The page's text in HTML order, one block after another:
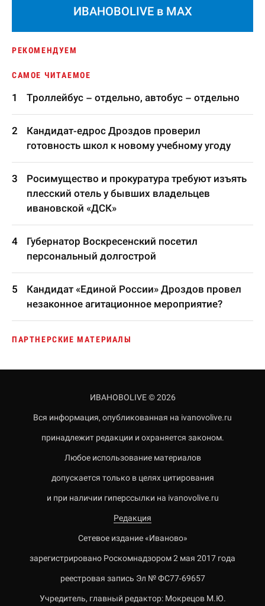
ИВАНОВОLIVE в MAX
РЕКОМЕНДУЕМ
САМОЕ ЧИТАЕМОЕ
Троллейбус – отдельно, автобус – отдельно
Кандидат-едрос Дроздов проверил
готовность школ к новому учебному угоду
Росимущество и прокуратура требуют изъять
плесский отель у бывших владельцев
ивановской «ДСК»
Губернатор Воскресенский посетил
персональный долгострой
Кандидат «Единой России» Дроздов провел
незаконное агитационное мероприятие?
ПАРТНЕРСКИЕ МАТЕРИАЛЫ
ИВАНОВОLIVE © 2026
Вся информация, опубликованная на ivanovolive.ru
принадлежит редакции и охраняется законом.
Любое использование материалов
допускается только в целях цитирования
и при наличии гиперссылки на ivanovolive.ru
Редакция
Сетевое издание «Иваново»
зарегистрировано Роскомнадзором 2 мая 2017 года
реестровая запись Эл № ФС77-69657
Учредитель, главный редактор: Мокрецов М.Ю.